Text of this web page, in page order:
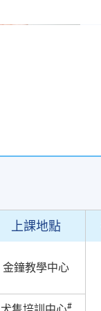
上課地點
金鐘教學中心
#